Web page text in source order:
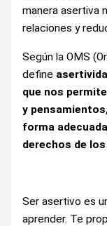
manera asertiva
relaciones y
Según la OMS
define
que nos
y
forma
derechos de
Ser asertivo es
aprender. Te